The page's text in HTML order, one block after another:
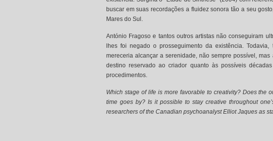
buscar em suas recordações a fluidez sonora tão a seu
Mares do Sul.
António Fragoso e tantos outros artistas não conseguiram
lhes foi negado o prosseguimento da existência.
mereceria alcançar a serenidade, não sempre possível,
destino reservado ao criador quanto às possíveis
procedimentos.
Which stage of life is more favorable to creativity? Does the
time goes by? Is it possible to stay creative throughout
researchers of the Canadian psychoanalyst Elliot Jaques as